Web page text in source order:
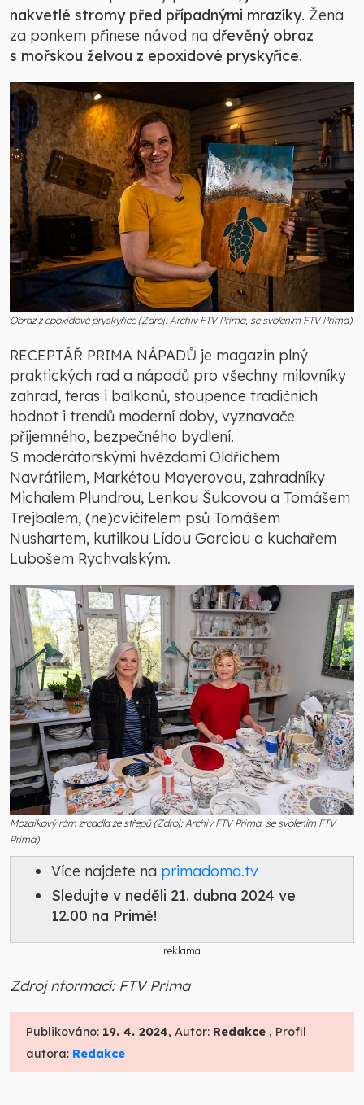
nakvetlé stromy před případnými mrazíky. Žena
za ponkem přinese návod na dřevěný obraz
s mořskou želvou z epoxidové pryskyřice.
Obraz z epoxidové pryskyřice (Zdroj: Archiv FTV Prima, se svolením FTV Prima)
RECEPTÁŘ PRIMA NÁPADŮ je magazín plný
praktických rad a nápadů pro všechny milovníky
zahrad, teras i balkonů, stoupence tradičních
hodnot i trendů moderní doby, vyznavače
příjemného, bezpečného bydlení.
S moderátorskými hvězdami Oldřichem
Navrátilem, Markétou Mayerovou, zahradníky
Michalem Plundrou, Lenkou Šulcovou a Tomášem
Trejbalem, (ne)cvičitelem psů Tomášem
Nushartem, kutilkou Lídou Garciou a kuchařem
Lubošem Rychvalským.
Mozaikový rám zrcadla ze střepů (Zdroj: Archiv FTV Prima, se svolením FTV
Prima)
Více najdete na primadoma.tv
Sledujte v neděli 21. dubna 2024 ve
12.00 na Primě!
reklama
Zdroj nformací: FTV Prima
Publikováno: 19. 4. 2024, Autor: Redakce , Profil
autora: Redakce